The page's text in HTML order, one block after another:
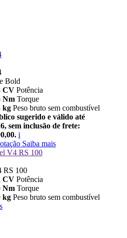
Bold
CV Potência
Nm Torque
kg Peso bruto sem combustível
sugerido e válido até
sem inclusão de frete:
i
Saiba mais
V4 RS 100
RS 100
CV Potência
Nm Torque
kg Peso bruto sem combustível